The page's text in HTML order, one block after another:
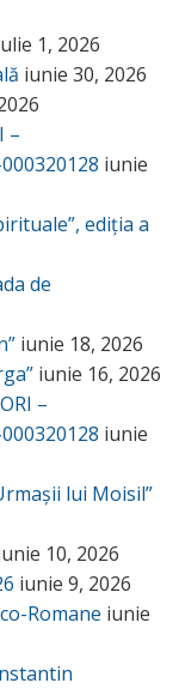
1, 2026
iunie 30, 2026
–
iunie
ediția a
de
iunie 18, 2026
iunie 16, 2026
–
iunie
lui Moisil”
10, 2026
iunie 9, 2026
Romane iunie